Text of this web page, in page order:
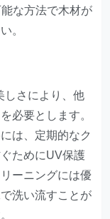
な方法で木材が
。
しさにより、他
必要とします。
は、定期的なク
ためにUV保護
ーニングには優
洗い流すことが